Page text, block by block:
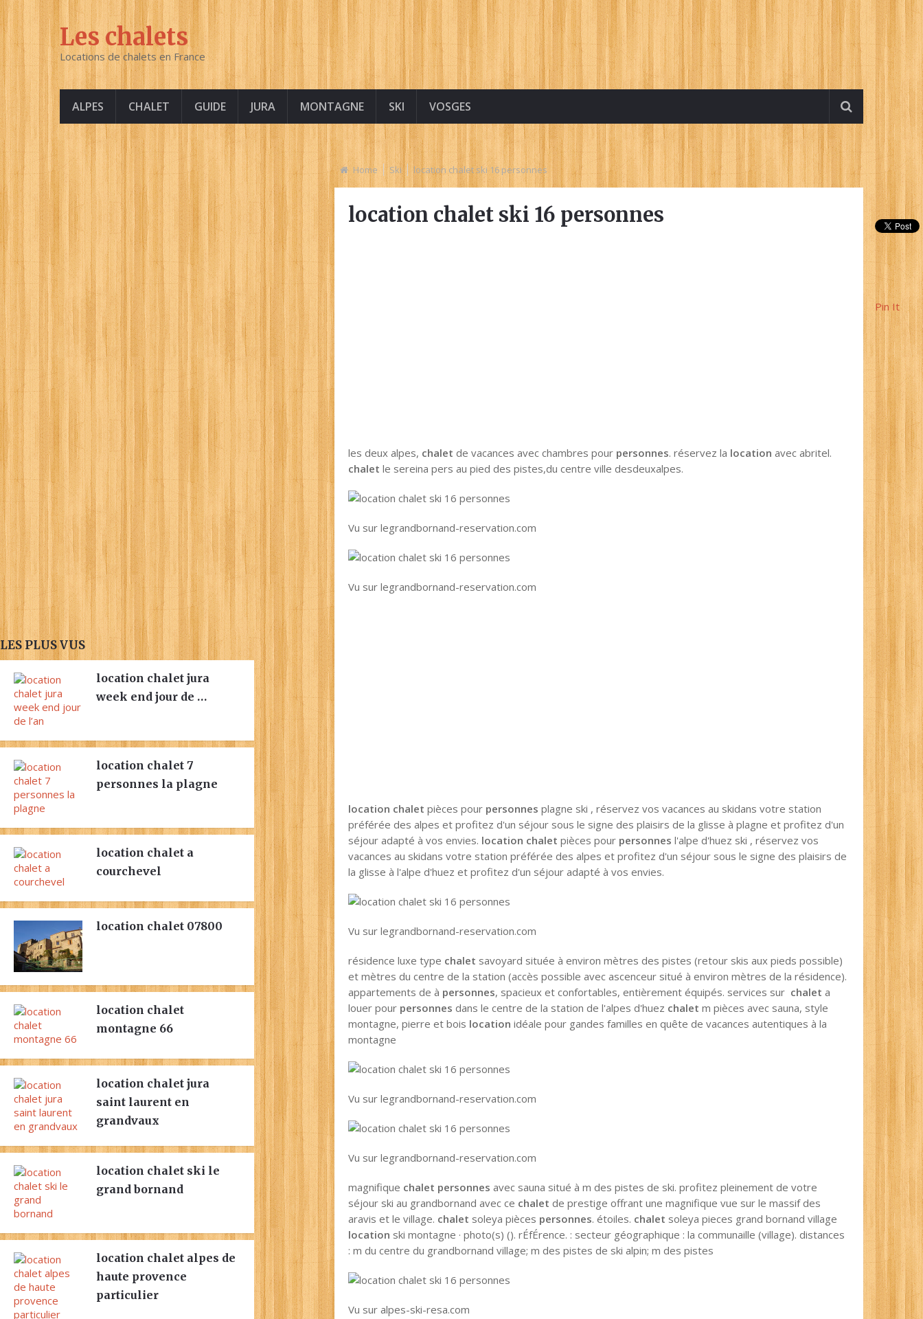
Les chalets
Locations de chalets en France
ALPES CHALET GUIDE JURA MONTAGNE SKI VOSGES
Home Ski location chalet ski 16 personnes
location chalet ski 16 personnes
les deux alpes, chalet de vacances avec chambres pour personnes. réservez la location avec abritel.
chalet le sereina pers au pied des pistes,du centre ville desdeuxalpes.
Vu sur legrandbornand-reservation.com
Vu sur legrandbornand-reservation.com
location chalet pièces pour personnes plagne ski , réservez vos vacances au skidans votre station
préférée des alpes et profitez d'un séjour sous le signe des plaisirs de la glisse à plagne et profitez d'un
séjour adapté à vos envies. location chalet pièces pour personnes l'alpe d'huez ski , réservez vos
vacances au skidans votre station préférée des alpes et profitez d'un séjour sous le signe des plaisirs de
la glisse à l'alpe d'huez et profitez d'un séjour adapté à vos envies.
Vu sur legrandbornand-reservation.com
résidence luxe type chalet savoyard située à environ mètres des pistes (retour skis aux pieds possible)
et mètres du centre de la station (accès possible avec ascenceur situé à environ mètres de la résidence).
appartements de à personnes, spacieux et confortables, entièrement équipés. services sur chalet a
louer pour personnes dans le centre de la station de l'alpes d'huez chalet m pièces avec sauna, style
montagne, pierre et bois location idéale pour gandes familles en quête de vacances autentiques à la
montagne
Vu sur legrandbornand-reservation.com
Vu sur legrandbornand-reservation.com
magnifique chalet personnes avec sauna situé à m des pistes de ski. profitez pleinement de votre
séjour ski au grandbornand avec ce chalet de prestige offrant une magnifique vue sur le massif des
aravis et le village. chalet soleya pièces personnes. étoiles. chalet soleya pieces grand bornand village
location ski montagne · photo(s) (). rÉfÉrence. : secteur géographique : la communaille (village). distances
: m du centre du grandbornand village; m des pistes de ski alpin; m des pistes
Vu sur alpes-ski-resa.com
Pin It
LES PLUS VUS
location chalet jura
week end jour de …
location chalet 7
personnes la plagne
location chalet a
courchevel
location chalet 07800
location chalet
montagne 66
location chalet jura
saint laurent en
grandvaux
location chalet ski le
grand bornand
location chalet alpes de
haute provence
particulier